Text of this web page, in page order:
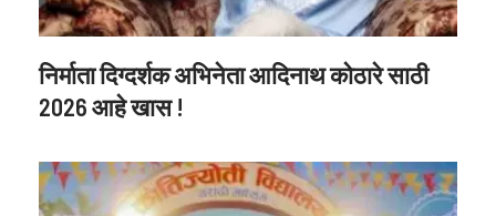
निर्माता दिग्दर्शक अभिनेता आदिनाथ कोठारे साठी
2026 आहे खास !